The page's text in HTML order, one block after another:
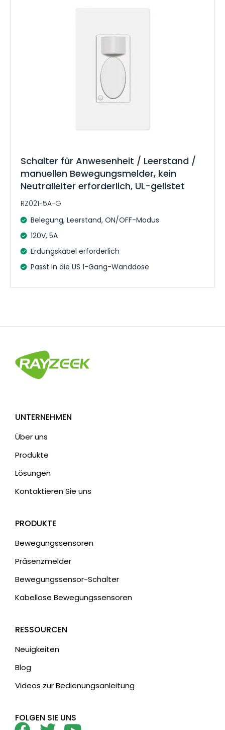
Schalter für Anwesenheit / Leerstand /
manuellen Bewegungsmelder, kein
Neutralleiter erforderlich, UL-gelistet
RZ021-5A-G
Belegung, Leerstand, ON/OFF-Modus
120V, 5A
Erdungskabel erforderlich
Passt in die US 1-Gang-Wanddose
UNTERNEHMEN
Über uns
Produkte
Lösungen
Kontaktieren Sie uns
PRODUKTE
Bewegungssensoren
Präsenzmelder
Bewegungssensor-Schalter
Kabellose Bewegungssensoren
RESSOURCEN
Neuigkeiten
Blog
Videos zur Bedienungsanleitung
FOLGEN SIE UNS